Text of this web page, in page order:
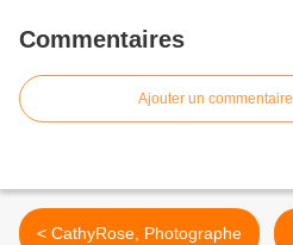
Commentaires
Ajouter un commentaire
< CathyRose, Photographe